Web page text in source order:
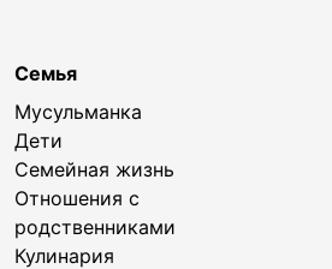
Семья
Мусульманка
Дети
Семейная жизнь
Отношения с
родственниками
Кулинария